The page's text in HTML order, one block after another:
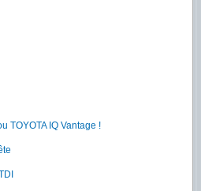
TOYOTA IQ Vantage !